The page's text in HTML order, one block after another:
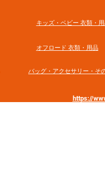
キッズ・ベビー 衣類・
オフロード 衣類・用品
バッグ・アクセサリー・そ
https://